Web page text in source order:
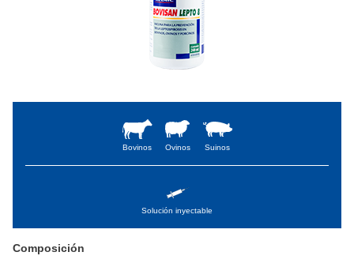
Bovinos Ovinos Suinos
Solución inyectable
Composición